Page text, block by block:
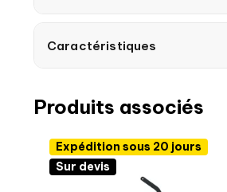
Caractéristiques
Produits associés
Expédition sous 20 jours
Sur devis